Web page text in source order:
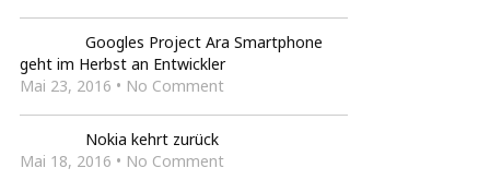
Googles Project Ara Smartphone
geht im Herbst an Entwickler
Mai 23, 2016 • No Comment
Nokia kehrt zurück
Mai 18, 2016 • No Comment